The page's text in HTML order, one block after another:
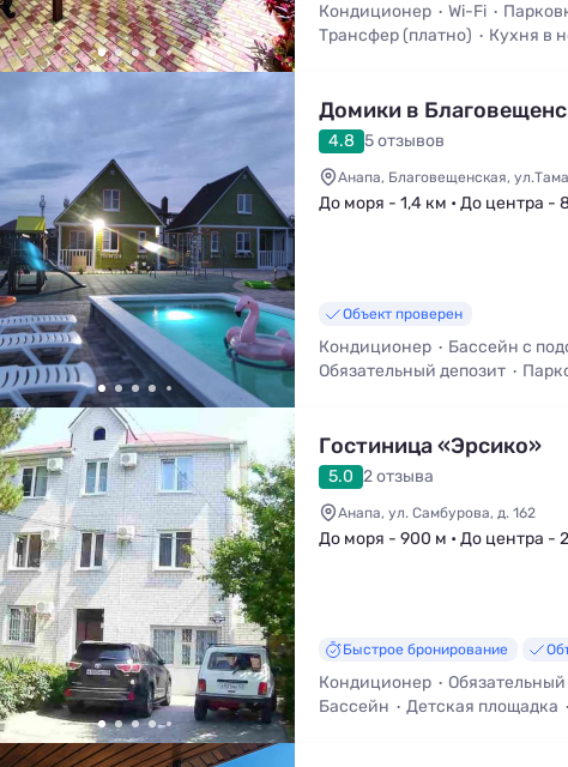
Кондиционер Wi-Fi
Трансфер (платно)
Кухня в
Домики в
4.8 5 отзывов
Анапа, Благовещенская,
До моря - 1,4 км • До центра -
Объект проверен
Кондиционер
Бассейн с
Обязательный депозит
Гостиница «Эрсико»
5.0 2 отзыва
Анапа, ул. Самбурова, д. 162
До моря - 900 м • До центра -
Быстрое бронирование
Кондиционер
Бассейн
Детская площадка